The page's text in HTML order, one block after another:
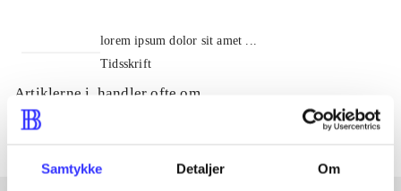
Samtykke Detaljer Om
lorem ipsum dolor sit amet ...
Tidsskrift
Artiklerne i handler ofte om